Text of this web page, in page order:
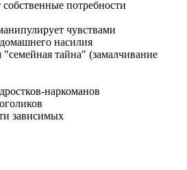
потребности
чувствами
насилия
"семейная тайна" (замалчивание
наркоманов
зависимых